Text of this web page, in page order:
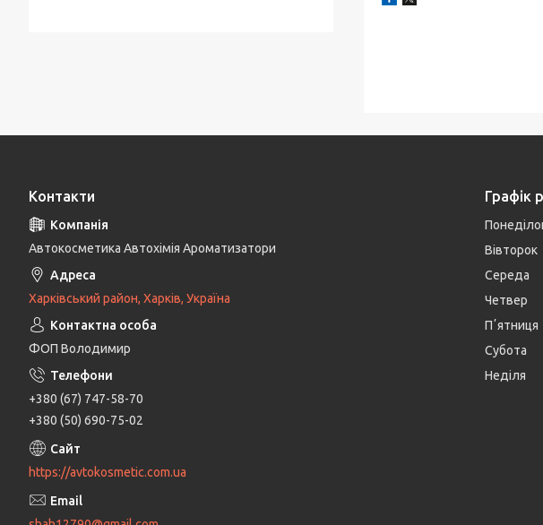
Контакти
Автокосметика Автохімія Ароматизатори
Харківський район, Харків, Україна
ФОП Володимир
+380 (67) 747-58-70
+380 (50) 690-75-02
https://avtokosmetic.com.ua
Графік
Вівторок
Середа
Четвер
Пʼятниця
Субота
Неділя